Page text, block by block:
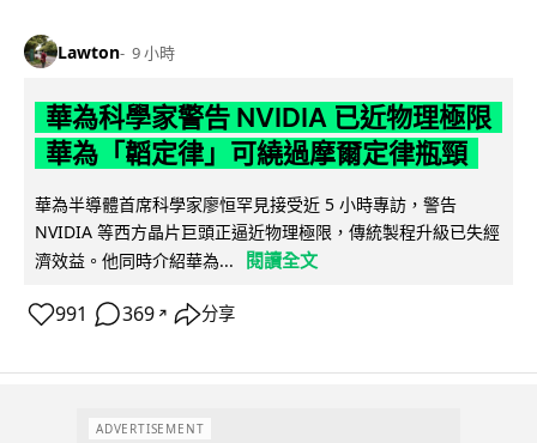
Lawton 9 小時
華為科學家警告 NVIDIA 已近物理極限
華為「韜定律」可繞過摩爾定律瓶頸
華為半導體首席科學家廖恒罕見接受近 5 小時專訪，警告
NVIDIA 等西方晶片巨頭正逼近物理極限，傳統製程升級已失經
濟效益。他同時介紹華為...
閱讀全文
991 369 ↗ 分享
ADVERTISEMENT